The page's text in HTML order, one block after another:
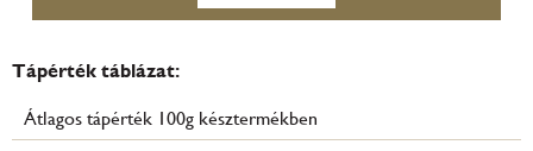
Tápérték táblázat:
Átlagos tápérték 100g késztermékben